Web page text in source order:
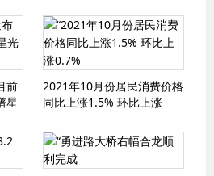
前
星
2021年10月份居民消费价格
同比上涨1.5% 环比上涨